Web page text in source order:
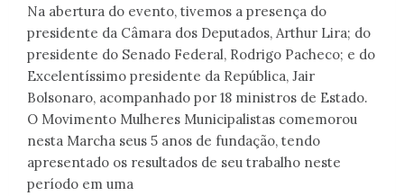
Na abertura do evento, tivemos a presença do
presidente da Câmara dos Deputados, Arthur Lira; do
presidente do Senado Federal, Rodrigo Pacheco; e do
Excelentíssimo presidente da República, Jair
Bolsonaro, acompanhado por 18 ministros de Estado.
O Movimento Mulheres Municipalistas comemorou
nesta Marcha seus 5 anos de fundação, tendo
apresentado os resultados de seu trabalho neste
período em uma